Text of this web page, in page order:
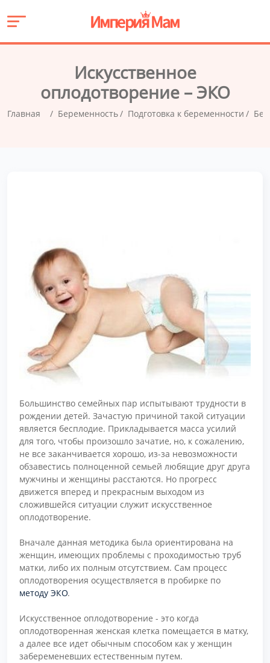
Искусственное
оплодотворение – ЭКО
Главная Беременность Подготовка к беременности
Большинство семейных пар испытывают трудности в
рождении детей. Зачастую причиной такой ситуации
является бесплодие. Прикладывается масса усилий
для того, чтобы произошло зачатие, но, к сожалению,
не все заканчивается хорошо, из-за невозможности
обзавестись полноценной семьей любящие друг друга
мужчины и женщины расстаются. Но прогресс
движется вперед и прекрасным выходом из
сложившейся ситуации служит искусственное
оплодотворение.
Вначале данная методика была ориентирована на
женщин, имеющих проблемы с проходимостью труб
матки, либо их полным отсутствием. Сам процесс
оплодотворения осуществляется в пробирке по
методу ЭКО.
Искусственное оплодотворение - это когда
оплодотворенная женская клетка помещается в матку,
а далее все идет обычным способом как у женщин
забеременевших естественным путем.